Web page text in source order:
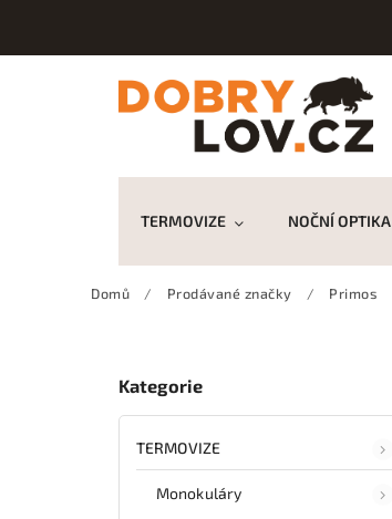
TERMOVIZE NOČNÍ OPTIKA
Domů / Prodávané značky / Primos
Kategorie
TERMOVIZE
Monokuláry